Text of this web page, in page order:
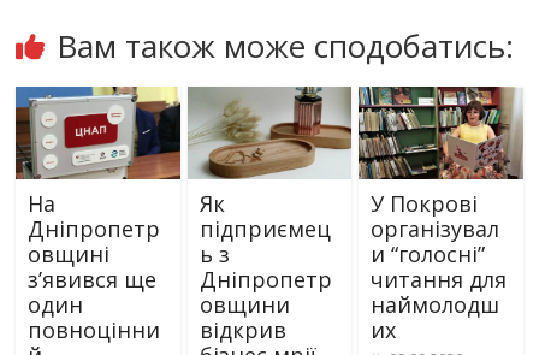
Вам також може сподобатись:
На
Дніпропетр
овщині
з’явився ще
один
повноцінни
Як
підприємец
ь з
Дніпропетр
овщини
відкрив
У Покрові
організувал
и “голосні”
читання для
наймолодш
их